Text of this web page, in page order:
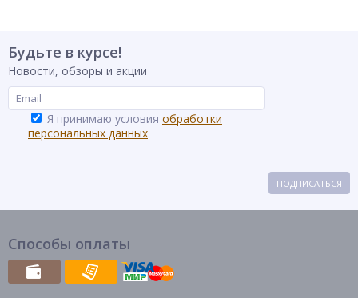
Будьте в курсе!
Новости, обзоры и акции
Я принимаю условия обработки
персональных данных
ПОДПИСАТЬСЯ
Способы оплаты